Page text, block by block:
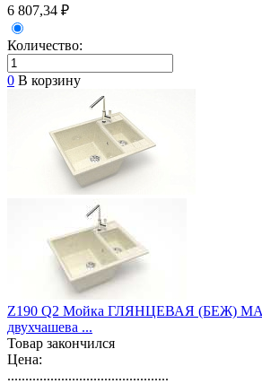
6 807,34 ₽
Количество:
0 В корзину
Z190 Q2 Мойка ГЛЯНЦЕВАЯ (БЕЖ)
двухчашева ...
Товар закончился
Цена:
.............................................